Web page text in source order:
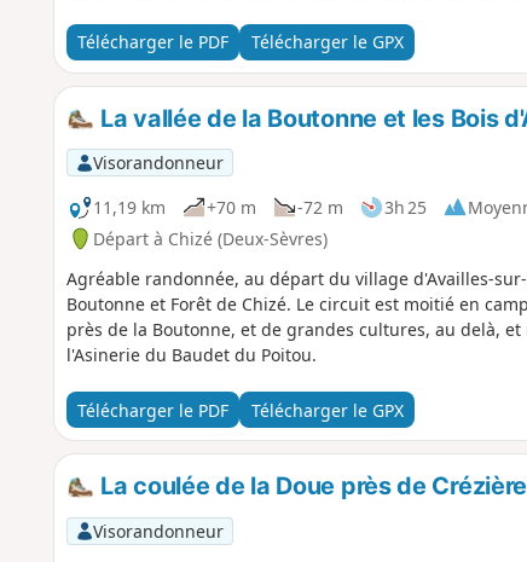
Télécharger le PDF Télécharger le GPX
La vallée de la Boutonne et les Bois
Visorandonneur
11,19 km
+70 m -72 m 3h 25
Départ à Chizé (Deux-Sèvres)
Agréable randonnée, au départ du village d'Availles-
Boutonne et Forêt de Chizé. Le circuit est moitié en
près de la Boutonne, et de grandes cultures, au delà,
l'Asinerie du Baudet du Poitou.
Télécharger le PDF Télécharger le GPX
La coulée de la Doue près de
Visorandonneur